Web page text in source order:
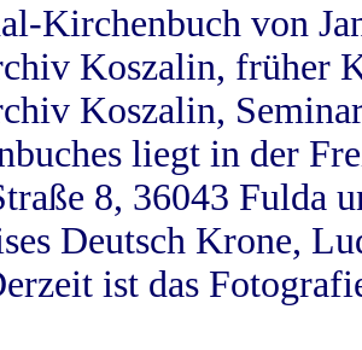
Kirchenbuch von
Koszalin, früher
Koszalin,
liegt in der
8, 36043 Fulda
Deutsch Krone,
ist das